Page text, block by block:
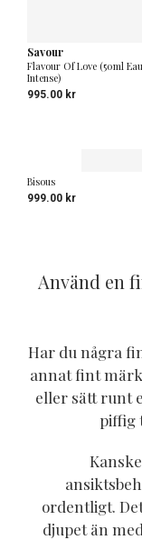
Savour
Flavour Of Love (50ml
Intense)
995.00 kr
Bisous
999.00 kr
Använd en
Har du några
annat fint
eller sätt runt
piffig
ordentligt.
djupet än